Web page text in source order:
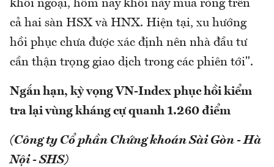
khối ngoại, hôm nay khối này mua ròng trên
cả hai sàn HSX và HNX. Hiện tại, xu hướng
hồi phục chưa được xác định nên nhà đầu tư
cần thận trọng giao dịch trong các phiên tới".
Ngắn hạn, kỳ vọng VN-Index phục hồi kiểm
tra lại vùng kháng cự quanh 1.260 điểm
(Công ty Cổ phần Chứng khoán Sài Gòn - Hà
Nội - SHS)